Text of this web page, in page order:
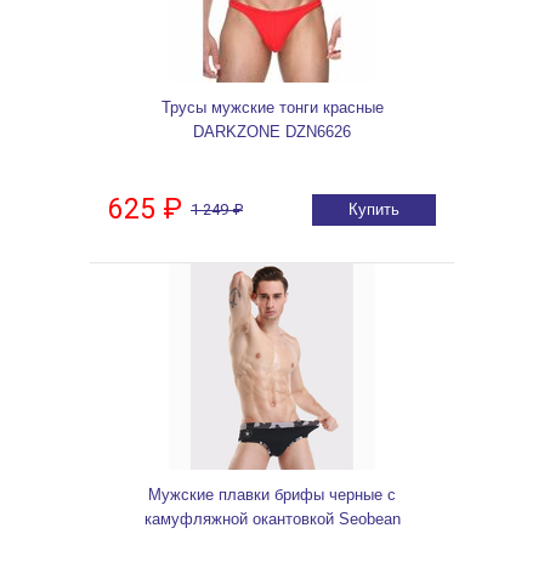
Трусы мужские тонги красные
DARKZONE DZN6626
625 ₽ 1 249 ₽ Купить
Мужские плавки брифы черные с
камуфляжной окантовкой Seobean